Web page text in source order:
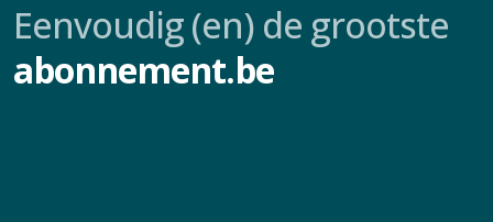
Eenvoudig (en) de grootste
abonnement.be